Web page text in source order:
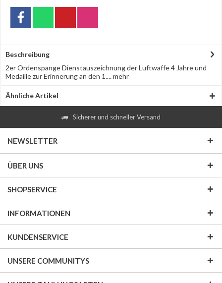
Beschreibung
2er Ordenspange Dienstauszeichnung der Luftwaffe 4 Jahre und
Medaille zur Erinnerung an den 1....mehr
Ähnliche Artikel
Sicherer und schneller Versand
NEWSLETTER
ÜBER UNS
SHOPSERVICE
INFORMATIONEN
KUNDENSERVICE
UNSERE COMMUNITYS